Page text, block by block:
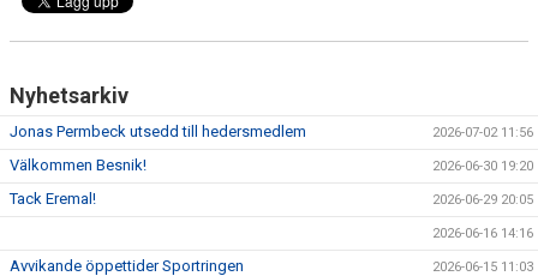
KONTAKT/KANSLI
PARTNERS
Nyhetsarkiv
Jonas Permbeck utsedd till hedersmedlem 2026-07-02 11:56
Välkommen Besnik! 2026-06-30 19:20
Tack Eremal! 2026-06-29 20:05
2026-06-16 14:16
Avvikande öppettider Sportringen 2026-06-15 11:03